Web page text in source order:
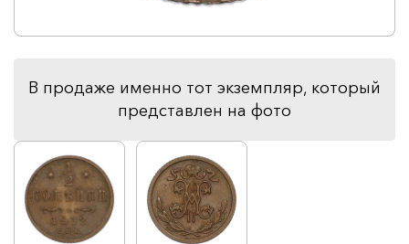
В продаже именно тот экземпляр, который
представлен на фото